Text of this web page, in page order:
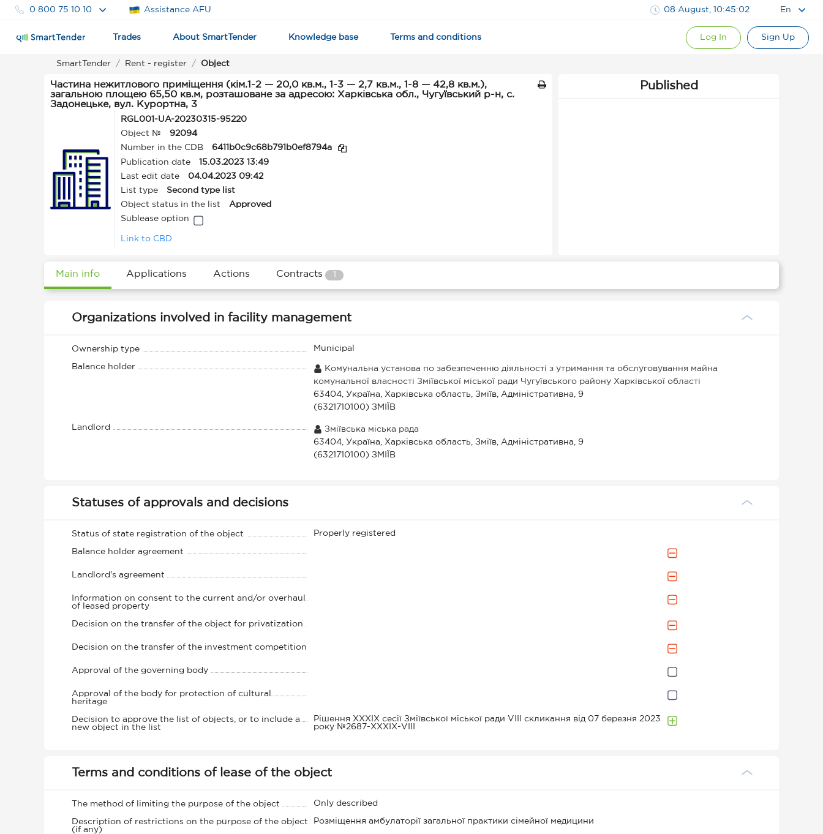
0 800 75 10 10 Assistance AFU 08 August, 10:45:02 En
Trades About SmartTender Knowledge base Terms and conditions Log In Sign Up
SmartTender Rent - register Object
Частина нежитлового приміщення (кім.1-2 — 20,0 кв.м., 1-3 — 2,7 кв.м., 1-8 — 42,8 кв.м.),
загальною площею 65,50 кв.м, розташоване за адресою: Харківська обл., Чугуївський р-н, с.
Задонецьке, вул. Курортна, 3
RGL001-UA-20230315-95220
Object №
92094
Number in the CDB
6411b0c9c68b791b0ef8794a
Publication date
15.03.2023 13:49
Last edit date
04.04.2023 09:42
List type
Second type list
Object status in the list
Approved
Sublease option
Link to CBD
Published
Main info Applications Actions Contracts 1
Organizations involved in facility management
Ownership type Municipal
Balance holder
Комунальна установа по забезпеченню діяльності з утримання та обслуговування майна
комунальної власності Зміївської міської ради Чугуївського району Харківської області
63404, Україна, Харківська область, Зміїв, Адміністративна, 9
(6321710100) ЗМІЇВ
Landlord
Зміївська міська рада
63404, Україна, Харківська область, Зміїв, Адміністративна, 9
(6321710100) ЗМІЇВ
Statuses of approvals and decisions
Status of state registration of the object Properly registered
Balance holder agreement
Landlord's agreement
Information on consent to the current and/or overhaul
of leased property
Decision on the transfer of the object for privatization
Decision on the transfer of the investment competition
Approval of the governing body
Approval of the body for protection of cultural
heritage
Decision to approve the list of objects, or to include a
new object in the list
Рішення XХXIХ сесії Зміївської міської ради VIII скликання від 07 березня 2023
року №2687-XХХІХ-VIII
Terms and conditions of lease of the object
The method of limiting the purpose of the object Only described
Description of restrictions on the purpose of the object
(if any)
Розміщення амбулаторії загальної практики сімейної медицини